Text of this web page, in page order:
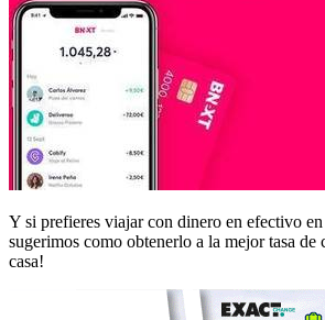
Y si prefieres viajar con dinero en efectivo
sugerimos como obtenerlo a la mejor tasa
casa!